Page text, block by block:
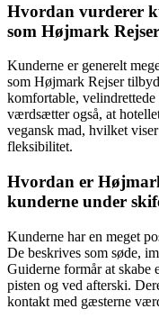
Hvordan vurderer
som Højmark
Kunderne er generelt
som Højmark Rejser
komfortable,
værdsætter også, at
vegansk mad, hvilket
fleksibilitet.
Hvordan er
kunderne under
Kunderne har en meget
De beskrives som søde,
Guiderne formår at skabe
pisten og ved afterski.
kontakt med gæsterne